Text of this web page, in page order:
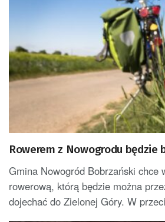
Rowerem z Nowogrodu będzie
Gmina Nowogród Bobrzański chce
rowerową, którą będzie można
dojechać do Zielonej Góry. W